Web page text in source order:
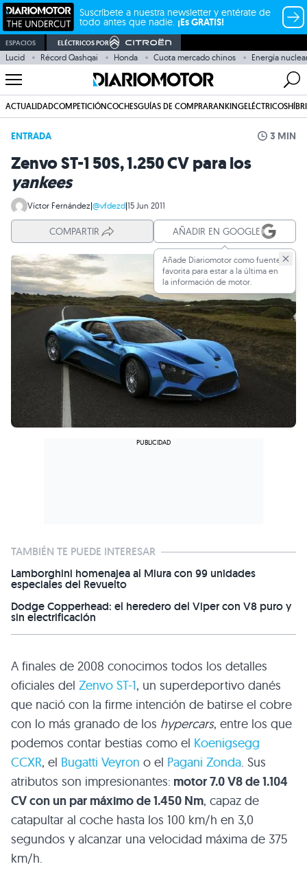
Suscríbete a nuestra newsletter y entérate de
todo antes que nadie. ¡Es GRATIS!
ESPACIOS ELÉCTRICOS POR
Lucid Récord Qashqai Honda Cuota mercado chinos Energía
ACTUALIDADCOMPETICIÓNCOCHESGUÍAS DE COMPRARANKINGELÉCTRICOS
ENTRADA 3 MIN
Zenvo ST-1 50S, 1.250 CV para los
yankees
Víctor Fernández|@vfdezd|15 Jun 2011
COMPARTIR AÑADIR EN GOOGLE
Añade Diariomotor como fuente
favorita para estar a la última en
la información de motor.
TAMBIÉN TE PUEDE INTERESAR
Lamborghini homenajea al Miura con 99 unidades
especiales del Revuelto
Dodge Copperhead: el heredero del Viper con V8 puro y
sin electrificación
A finales de 2008 conocimos todos los detalles
oficiales del Zenvo ST-1, un superdeportivo danés
que nació con la firme intención de batirse el cobre
con lo más granado de los hypercars, entre los que
podemos contar bestias como el Koenigsegg
CCXR, el Bugatti Veyron o el Pagani Zonda. Sus
atributos son impresionantes: motor 7.0 V8 de 1.104
CV con un par máximo de 1.450 Nm, capaz de
catapultar al coche hasta los 100 km/h en 3,0
segundos y alcanzar una velocidad máxima de 375
km/h.